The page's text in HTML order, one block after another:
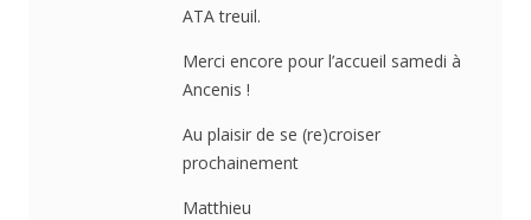
ATA treuil.
Merci encore pour l’accueil samedi à
Ancenis !
Au plaisir de se (re)croiser
prochainement
Matthieu